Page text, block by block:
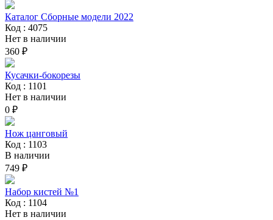
Каталог Сборные модели 2022
Код : 4075
Нет в наличии
360 ₽
Кусачки-бокорезы
Код : 1101
Нет в наличии
0 ₽
Нож цанговый
Код : 1103
В наличии
749 ₽
Набор кистей №1
Код : 1104
Нет в наличии